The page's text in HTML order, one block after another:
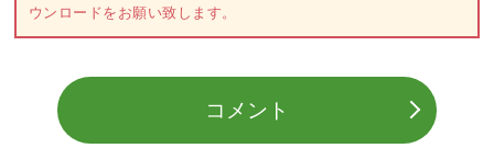
ウンロードをお願い致します。
コメント